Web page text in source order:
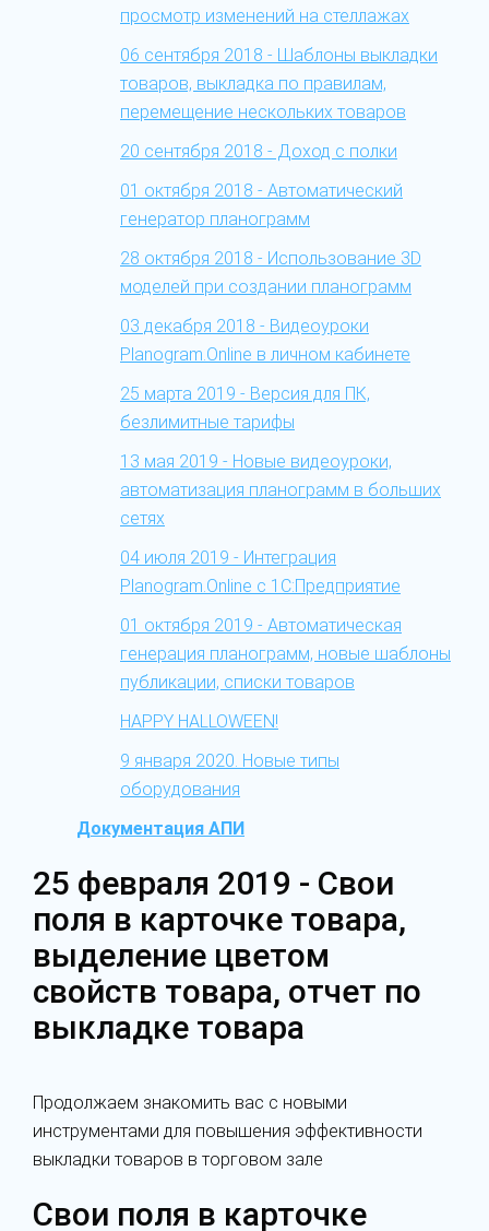
просмотр изменений на стеллажах
06 сентября 2018 - Шаблоны выкладки
товаров, выкладка по правилам,
перемещение нескольких товаров
20 сентября 2018 - Доход с полки
01 октября 2018 - Автоматический
генератор планограмм
28 октября 2018 - Использование 3D
моделей при создании планограмм
03 декабря 2018 - Видеоуроки
Planogram.Online в личном кабинете
25 марта 2019 - Версия для ПК,
безлимитные тарифы
13 мая 2019 - Новые видеоуроки,
автоматизация планограмм в больших
сетях
04 июля 2019 - Интеграция
Planogram.Online c 1С:Предприятие
01 октября 2019 - Автоматическая
генерация планограмм, новые шаблоны
публикации, списки товаров
HAPPY HALLOWEEN!
9 января 2020. Новые типы
оборудования
Документация АПИ
25 февраля 2019 - Свои
поля в карточке товара,
выделение цветом
свойств товара, отчет по
выкладке товара
Продолжаем знакомить вас с новыми
инструментами для повышения эффективности
выкладки товаров в торговом зале
Свои поля в карточке